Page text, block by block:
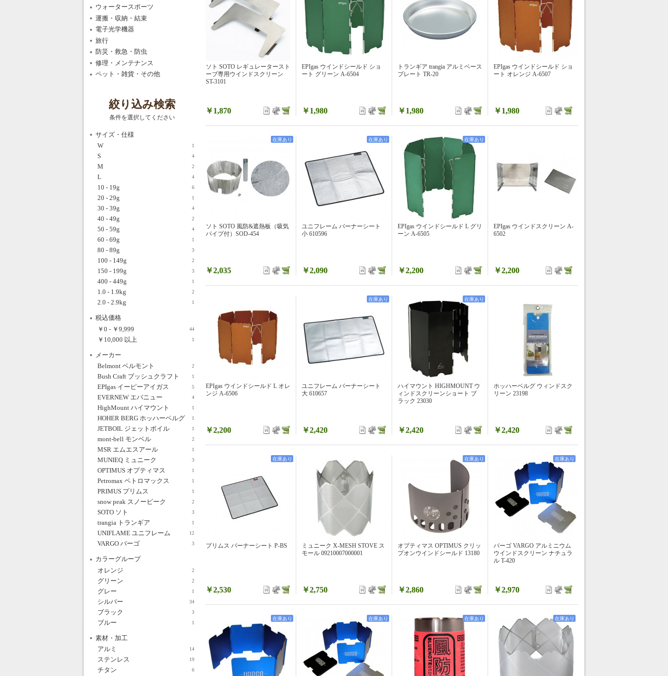
ソト SOTO レギュレータースト
ーブ専用ウインドスクリーン
ST-3101
￥1,870
EPIgas ウインドシールド ショ
ート グリーン A-6504
￥1,980
トランギア trangia アルミベース
プレート TR-20
￥1,980
EPIgas ウインドシールド ショ
ート オレンジ A-6507
￥1,980
ソト SOTO 風防&遮熱板（吸気
パイプ付）SOD-454
￥2,035
在庫あり
ユニフレーム バーナーシート
小 610596
￥2,090
在庫あり
EPIgas ウインドシールド L グリ
ーン A-6505
￥2,200
在庫あり
EPIgas ウインドスクリーン A-
6502
￥2,200
EPIgas ウインドシールド L オレ
ンジ A-6506
￥2,200
ユニフレーム バーナーシート
大 610657
￥2,420
在庫あり
ハイマウント HIGHMOUNT ウ
ィンドスクリーンショート ブ
ラック 23030
￥2,420
在庫あり
ホッハーベルグ ウィンドスク
リーン 23198
￥2,420
プリムス バーナーシート P-BS
￥2,530
在庫あり
ミュニーク X-MESH STOVE ス
モール 09210007000001
￥2,750
オプティマス OPTIMUS クリッ
プオンウインドシールド 13180
￥2,860
在庫あり
バーゴ VARGO アルミニウム
ウインドスクリーン ナチュラ
ル T-420
￥2,970
在庫あり
在庫あり 在庫あり 在庫あり 在庫あり
ウォータースポーツ
運搬・収納・結束
電子光学機器
旅行
防災・救急・防虫
修理・メンテナンス
ペット・雑貨・その他
絞り込み検索
条件を選択してください
サイズ・仕様
W
1
S 4
M 2
L 4
10 - 19g 6
20 - 29g 1
30 - 39g 4
40 - 49g 2
50 - 59g 4
60 - 69g 1
80 - 89g 3
100 - 149g 2
150 - 199g 3
400 - 449g 1
1.0 - 1.9kg 2
2.0 - 2.9kg 1
税込価格
￥0 - ￥9,999 44
￥10,000 以上 1
メーカー
Belmont ベルモント
2
Bush Craft ブッシュクラフト 1
EPIgas イーピーアイガス 5
EVERNEW エバニュー 4
HighMount ハイマウント 1
HOHER BERG ホッハーベルグ 1
JETBOIL ジェットボイル 1
mont-bell モンベル 2
MSR エムエスアール 1
MUNIEQ ミュニーク 3
OPTIMUS オプティマス 1
Petromax ペトロマックス 1
PRIMUS プリムス 1
snow peak スノーピーク 2
SOTO ソト 3
trangia トランギア 1
UNIFLAME ユニフレーム 12
VARGO バーゴ 3
カラーグループ
オレンジ
2
グリーン 2
グレー 1
シルバー 34
ブラック 3
ブルー 1
素材・加工
アルミ
14
ステンレス 19
チタン 6